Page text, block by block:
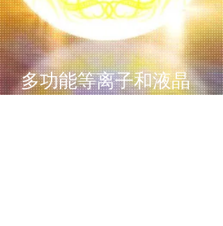
多功能等离子和液晶